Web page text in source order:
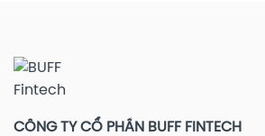
tư
CÔNG TY CỔ PHẦN BUFF FINTECH